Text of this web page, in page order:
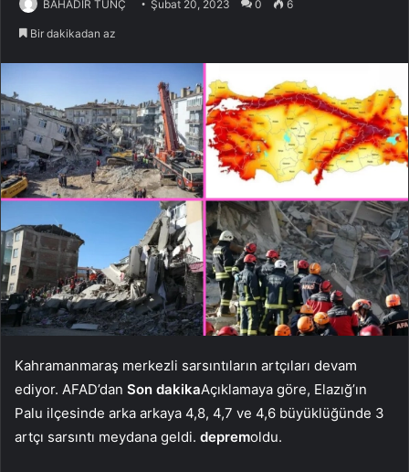
BAHADIR TUNÇ Şubat 20, 2023 0 6
Bir dakikadan az
Kahramanmaraş merkezli sarsıntıların artçıları devam
ediyor. AFAD’dan Son dakikaAçıklamaya göre, Elazığ’ın
Palu ilçesinde arka arkaya 4,8, 4,7 ve 4,6 büyüklüğünde 3
artçı sarsıntı meydana geldi. depremoldu.